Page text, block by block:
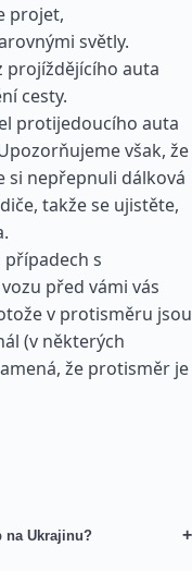
projet,
světly.
projíždějícího auta
cesty.
protijedoucího auta
však, že
si nepřepnuli dálková
takže se ujistěte,
případech s
před vámi vás
v protisměru jsou
(v některých
že protisměr je
na Ukrajinu? +